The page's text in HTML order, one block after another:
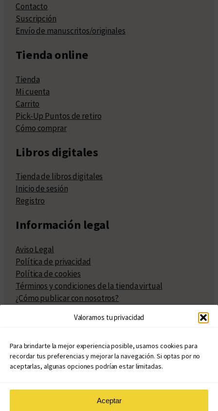
Valoramos tu privacidad
Para brindarte la mejor experiencia posible, usamos cookies para
recordar tus preferencias y mejorar la navegación. Si optas por no
aceptarlas, algunas opciones podrían estar limitadas.
Aceptar
Contacto
Suscripción
Envío de manuscritos/originales
Tienda online
Tienda
Mi cuenta
Carrito
Pick-Up Puntos de retiro
Cómo comprar
Libros digitales
Tienda de libros digitales
Inicio de sesión
Registro
Información legal
Aviso Legal
Política de privacidad
Política de cookies
Términos y condiciones de la tienda virtual
¿Cómo publicar con nosotros?
Políticas de publicación
Políticas de coedición
Atribuciones